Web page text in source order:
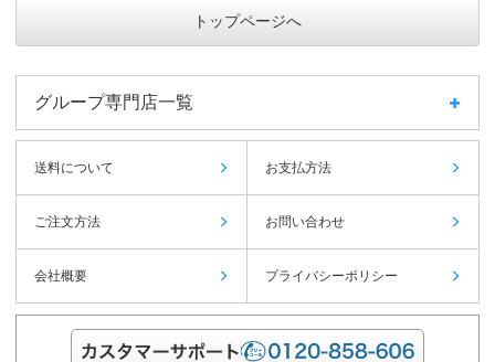
トップページへ
グループ専門店一覧
送料について お支払方法
ご注文方法 お問い合わせ
会社概要 プライバシーポリシー